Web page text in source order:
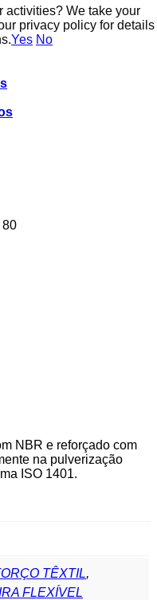
80
NBR e reforçado com
na pulverização
ISO 1401.
TÊXTIL,
FLEXÍVEL
activities? We take your
privacy policy for details
Yes No
activities? We take your
privacy policy for details
Yes No